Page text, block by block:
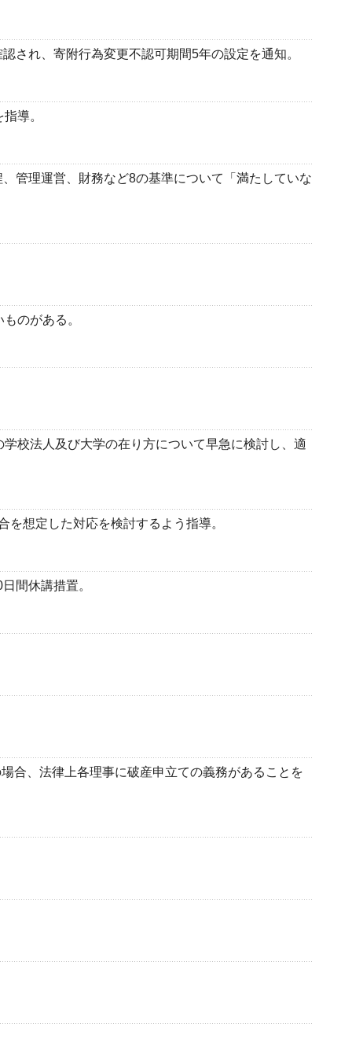
され、寄附行為変更不認可期間5年の設定を通知。
導。
管理運営、財務など8の基準について「満たしていな
のがある。
校法人及び大学の在り方について早急に検討し、適
想定した対応を検討するよう指導。
間休講措置。
合、法律上各理事に破産申立ての義務があることを